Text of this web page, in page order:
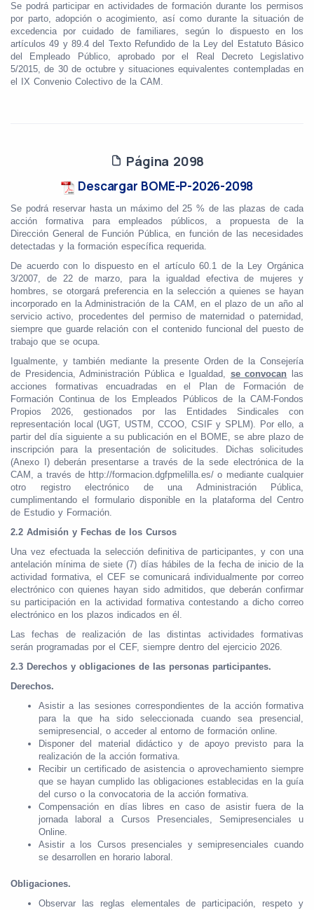
Se podrá participar en actividades de formación durante los permisos
por parto, adopción o acogimiento, así como durante la situación de
excedencia por cuidado de familiares, según lo dispuesto en los
artículos 49 y 89.4 del Texto Refundido de la Ley del Estatuto Básico
del Empleado Público, aprobado por el Real Decreto Legislativo
5/2015, de 30 de octubre y situaciones equivalentes contempladas en
el IX Convenio Colectivo de la CAM.
Página 2098
Descargar BOME-P-2026-2098
Se podrá reservar hasta un máximo del 25 % de las plazas de cada
acción formativa para empleados públicos, a propuesta de la
Dirección General de Función Pública, en función de las necesidades
detectadas y la formación específica requerida.
De acuerdo con lo dispuesto en el artículo 60.1 de la Ley Orgánica
3/2007, de 22 de marzo, para la igualdad efectiva de mujeres y
hombres, se otorgará preferencia en la selección a quienes se hayan
incorporado en la Administración de la CAM, en el plazo de un año al
servicio activo, procedentes del permiso de maternidad o paternidad,
siempre que guarde relación con el contenido funcional del puesto de
trabajo que se ocupa.
Igualmente, y también mediante la presente Orden de la Consejería
de Presidencia, Administración Pública e Igualdad, se convocan las
acciones formativas encuadradas en el Plan de Formación de
Formación Continua de los Empleados Públicos de la CAM-Fondos
Propios 2026, gestionados por las Entidades Sindicales con
representación local (UGT, USTM, CCOO, CSIF y SPLM). Por ello, a
partir del día siguiente a su publicación en el BOME, se abre plazo de
inscripción para la presentación de solicitudes. Dichas solicitudes
(Anexo I) deberán presentarse a través de la sede electrónica de la
CAM, a través de http://formacion.dgfpmelilla.es/ o mediante cualquier
otro registro electrónico de una Administración Pública,
cumplimentando el formulario disponible en la plataforma del Centro
de Estudio y Formación.
2.2 Admisión y Fechas de los Cursos
Una vez efectuada la selección definitiva de participantes, y con una
antelación mínima de siete (7) días hábiles de la fecha de inicio de la
actividad formativa, el CEF se comunicará individualmente por correo
electrónico con quienes hayan sido admitidos, que deberán confirmar
su participación en la actividad formativa contestando a dicho correo
electrónico en los plazos indicados en él.
Las fechas de realización de las distintas actividades formativas
serán programadas por el CEF, siempre dentro del ejercicio 2026.
2.3 Derechos y obligaciones de las personas participantes.
Derechos.
Asistir a las sesiones correspondientes de la acción formativa
para la que ha sido seleccionada cuando sea presencial,
semipresencial, o acceder al entorno de formación online.
Disponer del material didáctico y de apoyo previsto para la
realización de la acción formativa.
Recibir un certificado de asistencia o aprovechamiento siempre
que se hayan cumplido las obligaciones establecidas en la guía
del curso o la convocatoria de la acción formativa.
Compensación en días libres en caso de asistir fuera de la
jornada laboral a Cursos Presenciales, Semipresenciales u
Online.
Asistir a los Cursos presenciales y semipresenciales cuando
se desarrollen en horario laboral.
Obligaciones.
Observar las reglas elementales de participación, respeto y